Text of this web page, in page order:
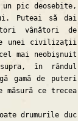
pic deosebite,
Puteai să dai
vânători de
unei civilizaţii
mai neobişnuit
în rândul
gamă de puteri
măsură ce trecea
drumurile duc